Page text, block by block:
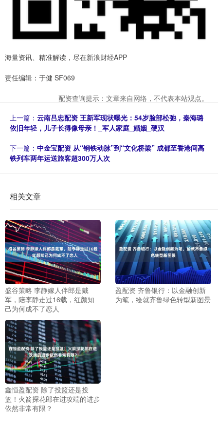
海量资讯、精准解读，尽在新浪财经APP
责任编辑：于健 SF069
配资查询提示：文章来自网络，不代表本站观点。
上一篇： 云南吕忠配资 王新军现状曝光：54岁脸部松弛，秦海璐
依旧年轻，儿子长得像母亲！_军人家庭_婚姻_硬汉
下一篇： 中金宝配资 从“钢铁动脉”到“文化桥梁” 成都至香港间高
铁列车两年运送旅客超300万人次
相关文章
盛谷策略 李静嫁人伴郎是戴
军，陪李静走过16载，红颜知
己为何成不了恋人
盈配资 齐鲁银行：以金融创新
为笔，绘就齐鲁绿色转型新图景
鑫恒盈配资 除了投篮还是投
篮！火箭探花郎在进攻端的进步
依然非常有限？